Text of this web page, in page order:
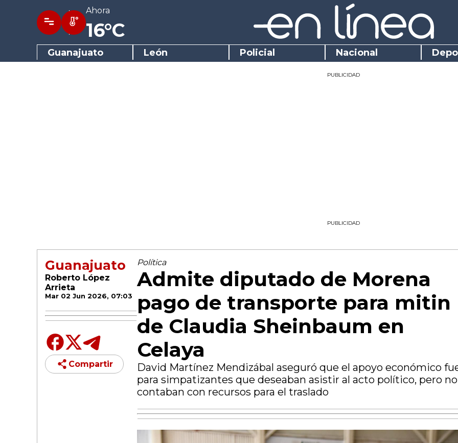
Ahora
16°C
Guanajuato León Policial Nacional
PUBLICIDAD
PUBLICIDAD
Guanajuato
Roberto López
Arrieta
Mar 02 Jun 2026, 07:03
Compartir
Política
Admite diputado de Morena
pago de transporte para mitin
de Claudia Sheinbaum en
Celaya
David Martínez Mendizábal aseguró que el apoyo económico
para simpatizantes que deseaban asistir al acto político, pero no
contaban con recursos para el traslado